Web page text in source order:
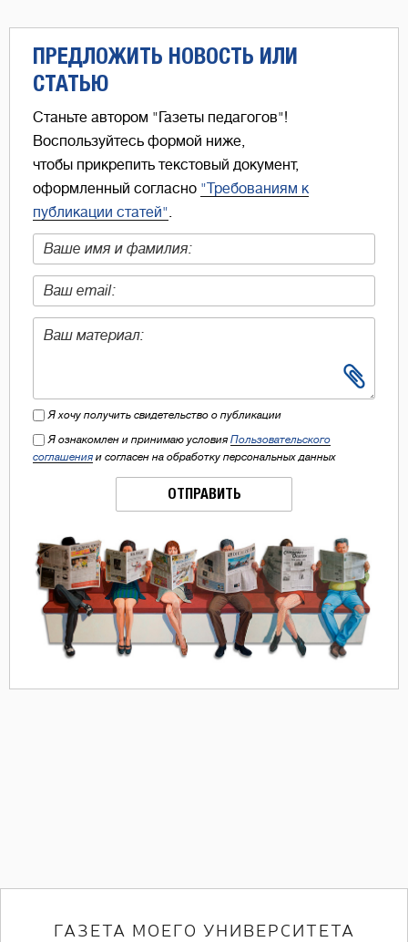
ПРЕДЛОЖИТЬ НОВОСТЬ ИЛИ
СТАТЬЮ
Станьте автором "Газеты педагогов"!
Воспользуйтесь формой ниже,
чтобы прикрепить текстовый документ,
оформленный согласно "Требованиям к
публикации статей".
Я хочу получить свидетельство о публикации
Я ознакомлен и принимаю условия Пользовательского
соглашения и согласен на обработку персональных данных
ОТПРАВИТЬ
ГАЗЕТА МОЕГО УНИВЕРСИТЕТА